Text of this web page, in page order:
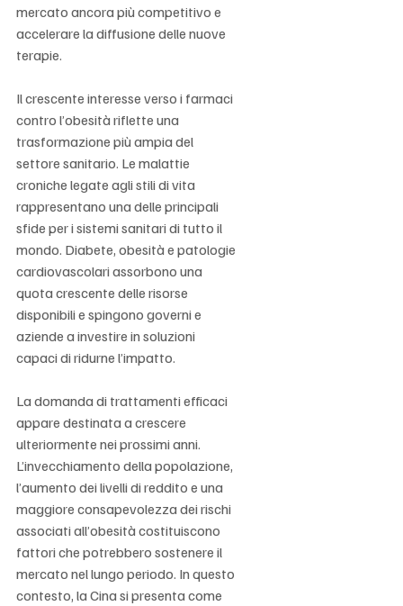
mercato ancora più competitivo e
accelerare la diffusione delle nuove
terapie.
Il crescente interesse verso i farmaci
contro l’obesità riflette una
trasformazione più ampia del
settore sanitario. Le malattie
croniche legate agli stili di vita
rappresentano una delle principali
sfide per i sistemi sanitari di tutto il
mondo. Diabete, obesità e patologie
cardiovascolari assorbono una
quota crescente delle risorse
disponibili e spingono governi e
aziende a investire in soluzioni
capaci di ridurne l’impatto.
La domanda di trattamenti efficaci
appare destinata a crescere
ulteriormente nei prossimi anni.
L’invecchiamento della popolazione,
l’aumento dei livelli di reddito e una
maggiore consapevolezza dei rischi
associati all’obesità costituiscono
fattori che potrebbero sostenere il
mercato nel lungo periodo. In questo
contesto, la Cina si presenta come